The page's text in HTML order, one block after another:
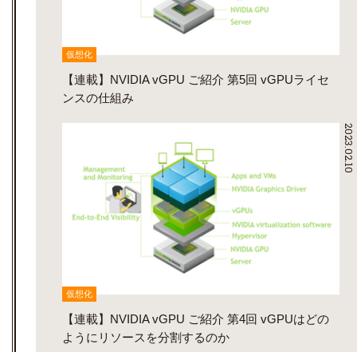
仮想化
【連載】NVIDIA vGPU ご紹介 第5回 vGPUライセ
ンスの仕組み
2023.02.10
仮想化
【連載】NVIDIA vGPU ご紹介 第4回 vGPUはどの
ようにリソースを分割するのか